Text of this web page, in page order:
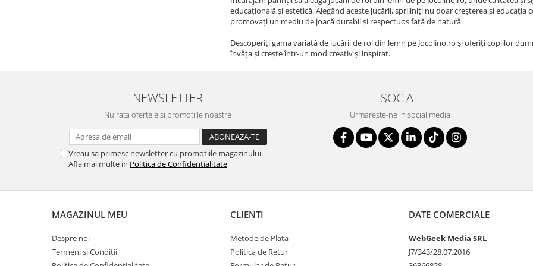
educațională și estetică. Alegând aceste jucării, sprijiniți nu doar creșterea și
promovați un mediu de joacă durabil și respectuos față de natură.
Descoperiți gama variată de jucării de rol din lemn pe Jocolino.ro și oferiți copiilor
învăța și crește într-un mod creativ și inspirat.
NEWSLETTER
Nu rata ofertele si promotiile noastre
Vreau sa primesc newsletter cu promotiile magazinului.
Afla mai multe in Politica de Confidentialitate
SOCIAL
Urmareste-ne in social media
MAGAZINUL MEU
Despre noi
Termeni si Conditii
CLIENTI
Metode de Plata
Politica de Retur
DATE COMERCIALE
WebGeek Media SRL
J7/343/28.07.2016